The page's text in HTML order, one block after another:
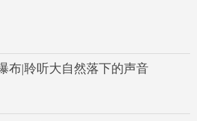
布|聆听大自然落下的声音